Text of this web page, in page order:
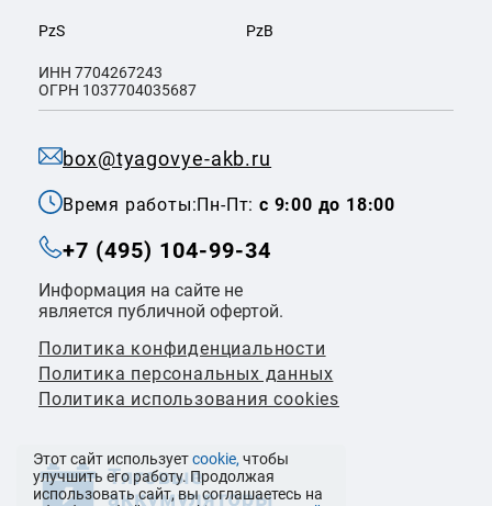
box@tyagovye-akb.ru
Время работы:Пн-Пт:с 9:00 до 18:00
+7 (495) 104-99-34
Информация на сайте не
является публичной офертой.
Политика конфиденциальности
Политикa персональных данных
Политика использования cookies
PzS PzB
ИНН 7704267243
ОГРН 1037704035687
Этот сайт используетcookie, чтобы
улучшить его работу. Продолжая
использовать сайт, вы соглашаетесь на